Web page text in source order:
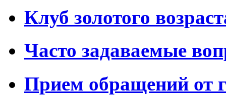
Клуб золотого
Часто задаваемые
Прием обращений от